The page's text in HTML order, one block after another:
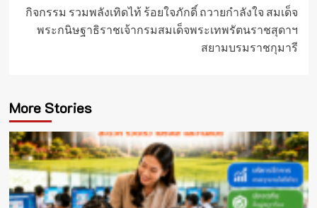
กิจกรรม รวมพลังเทิดไท้ ร้อยใจภักดิ์ ถวายกำลังใจ สมเด็จ
พระกนิษฐาธิราชเจ้ากรมสมเด็จพระเทพรัตนราชสุดาฯ
สยามบรมราชกุมารี
More Stories